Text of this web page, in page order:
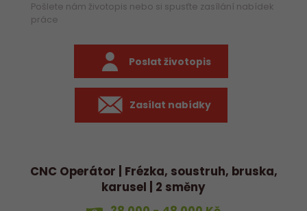
Pošlete nám životopis nebo si spusťte zasílání nabídek
práce
Poslat životopis
Zasílat nabídky
CNC Operátor | Frézka, soustruh, bruska,
karusel | 2 směny